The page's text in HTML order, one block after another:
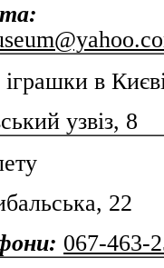
в
узвіз, 8
22
067-463-